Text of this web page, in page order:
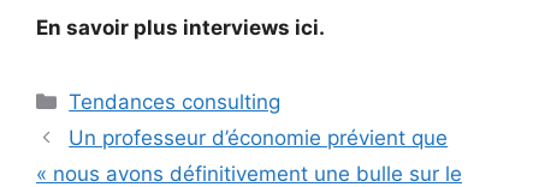
En savoir plus interviews ici.
Catégories
Tendances consulting
Un professeur d’économie prévient que
« nous avons définitivement une bulle sur le